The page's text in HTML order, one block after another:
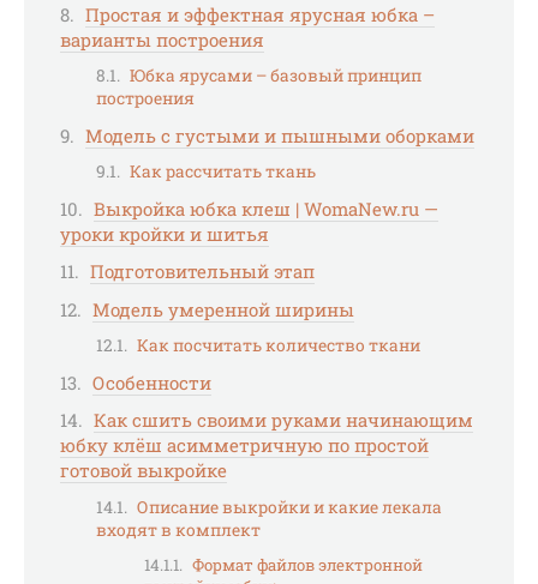
Простая и эффектная ярусная юбка –
варианты построения
Юбка ярусами – базовый принцип
построения
Модель с густыми и пышными оборками
Как рассчитать ткань
Выкройка юбка клеш | WomaNew.ru —
уроки кройки и шитья
Подготовительный этап
Модель умеренной ширины
Как посчитать количество ткани
Особенности
Как сшить своими руками начинающим
юбку клёш асимметричную по простой
готовой выкройке
Описание выкройки и какие лекала
входят в комплект
Формат файлов электронной